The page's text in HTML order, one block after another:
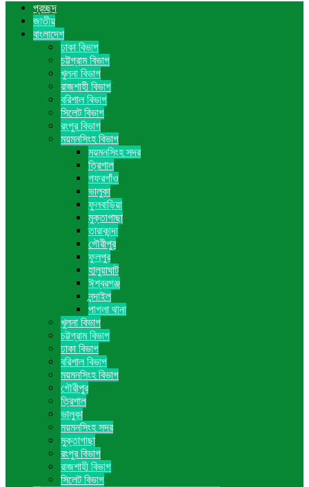
প্রচ্ছদ
জাতীয়
বাংলাদেশ
ঢাকা বিভাগ
চট্টগ্রাম বিভাগ
খুলনা বিভাগ
রাজশাহী বিভাগ
বরিশাল বিভাগ
সিলেট বিভাগ
রংপুর বিভাগ
ময়মনসিংহ বিভাগ
ময়মনসিংহ সদর
ত্রিশাল
গফরগাঁও
ভালুকা
ফুলবাড়িয়া
মুক্তাগাছা
তারাকান্দা
গৌরীপুর
ফুলপুর
হালুয়াঘাট
ঈশ্বরগঞ্জ
নন্দাইল
পাগলা থানা
খুলনা বিভাগ
চট্টগ্রাম বিভাগ
ঢাকা বিভাগ
বরিশাল বিভাগ
ময়মনসিংহ বিভাগ
গৌরীপুর
ত্রিশাল
ভালুকা
ময়মনসিংহ সদর
মুক্তাগাছা
রংপুর বিভাগ
রাজশাহী বিভাগ
সিলেট বিভাগ